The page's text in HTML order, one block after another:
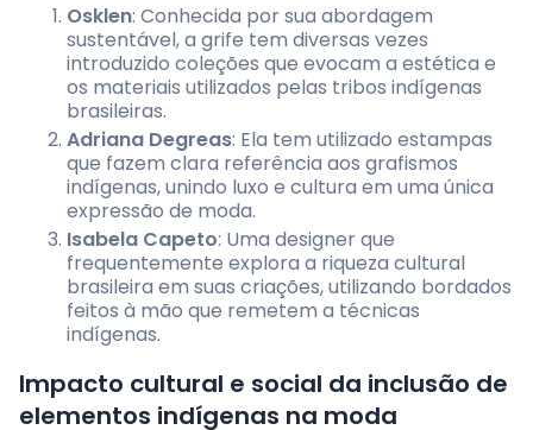
Osklen: Conhecida por sua abordagem
sustentável, a grife tem diversas vezes
introduzido coleções que evocam a estética e
os materiais utilizados pelas tribos indígenas
brasileiras.
Adriana Degreas: Ela tem utilizado estampas
que fazem clara referência aos grafismos
indígenas, unindo luxo e cultura em uma única
expressão de moda.
Isabela Capeto: Uma designer que
frequentemente explora a riqueza cultural
brasileira em suas criações, utilizando bordados
feitos à mão que remetem a técnicas
indígenas.
Impacto cultural e social da inclusão de
elementos indígenas na moda